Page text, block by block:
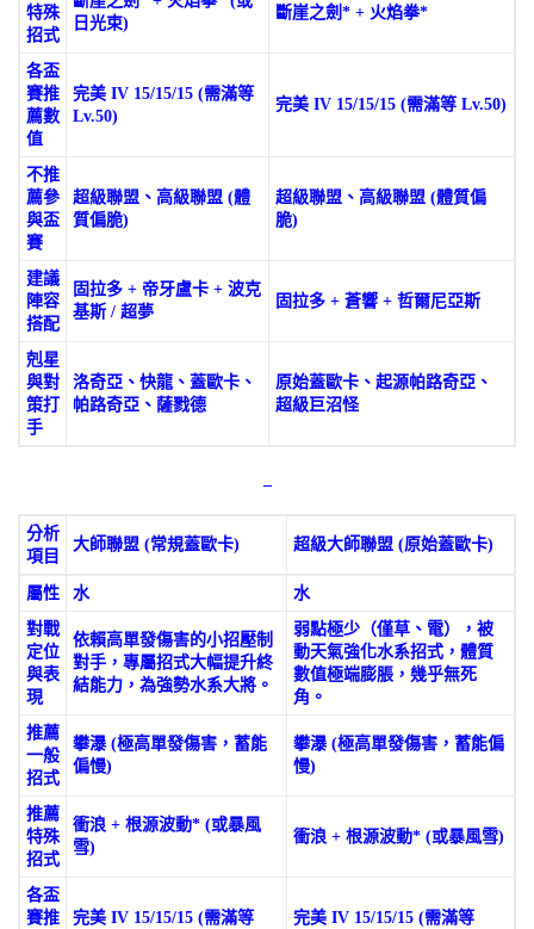
特殊
招式
日光束)
斷崖之劍* + 火焰拳*
各盃
賽推
薦數
值
完美 IV 15/15/15 (需滿等
Lv.50)
完美 IV 15/15/15 (需滿等 Lv.50)
不推
薦參
與盃
賽
超級聯盟、高級聯盟 (體
質偏脆)
超級聯盟、高級聯盟 (體質偏
脆)
建議
陣容
搭配
固拉多 + 帝牙盧卡 + 波克
基斯 / 超夢
固拉多 + 蒼響 + 哲爾尼亞斯
剋星
與對
策打
手
洛奇亞、快龍、蓋歐卡、
帕路奇亞、薩戮德
原始蓋歐卡、起源帕路奇亞、
超級巨沼怪
–
分析
項目
大師聯盟 (常規蓋歐卡) 超級大師聯盟 (原始蓋歐卡)
屬性 水
水
對戰
定位
與表
現
依賴高單發傷害的小招壓制
對手，專屬招式大幅提升終
結能力，為強勢水系大將。
弱點極少（僅草、電），被
動天氣強化水系招式，體質
數值極端膨脹，幾乎無死
角。
推薦
一般
招式
攀瀑 (極高單發傷害，蓄能
偏慢)
攀瀑 (極高單發傷害，蓄能偏
慢)
推薦
特殊
招式
衝浪 + 根源波動* (或暴風
雪)
衝浪 + 根源波動* (或暴風雪)
各盃
賽推
完美 IV 15/15/15 (需滿等
完美 IV 15/15/15 (需滿等